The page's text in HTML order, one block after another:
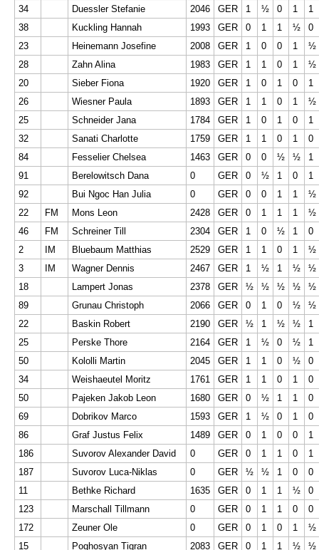
34
Duessler Stefanie 2046 GER 1 ½ 0 1
1
38
Kuckling Hannah 1993 GER 0 1 1 ½
0
23
Heinemann Josefine 2008 GER 1 0 0 1
½
28
Zahn Alina 1983 GER 1 1 0 1
½
20
Sieber Fiona 1920 GER 1 0 1 0
1
26
Wiesner Paula 1893 GER 1 1 0 1
½
25
Schneider Jana 1784 GER 1 0 1 0
1
32
Sanati Charlotte 1759 GER 1 1 0 1
0
84
Fesselier Chelsea 1463 GER 0 0 ½ ½
1
91
Berelowitsch Dana 0 GER 0 ½ 1 0
1
92
Bui Ngoc Han Julia 0 GER 0 0 1 1
½
22
FM Mons Leon 2428 GER 0 1 1 1
½
46
FM Schreiner Till 2304 GER 1 0 ½ 1
0
2
IM Bluebaum Matthias 2529 GER 1 1 0 1
½
3
IM Wagner Dennis 2467 GER 1 ½ 1 ½
½
18
Lampert Jonas 2378 GER ½ ½ ½ ½
½
89
Grunau Christoph 2066 GER 0 1 0 ½
½
22
Baskin Robert 2190 GER ½ 1 ½ ½
1
25
Perske Thore 2164 GER 1 ½ 0 ½
1
50
Kololli Martin 2045 GER 1 1 0 ½
0
34
Weishaeutel Moritz 1761 GER 1 1 0 1
0
50
Pajeken Jakob Leon 1680 GER 0 ½ 1 1
0
69
Dobrikov Marco 1593 GER 1 ½ 0 1
0
86
Graf Justus Felix 1489 GER 0 1 0 0
1
186
Suvorov Alexander David 0 GER 0 1 1 0
1
187
Suvorov Luca-Niklas 0 GER ½ ½ 1 0
0
11
Bethke Richard 1635 GER 0 1 1 ½
0
123
Marschall Tillmann 0 GER 0 1 1 0
0
172
Zeuner Ole 0 GER 0 1 0 1
½
15
Poghosyan Tigran 2083 GER 0 1 1 ½ ½